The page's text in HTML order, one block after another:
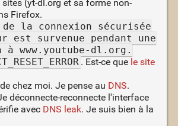
(yt-dl.org et sa forme non-
Firefox.
de la connexion sécurisée
est survenue pendant une
à www.youtube-dl.org.
. Est-ce que le site
chez moi. Je pense au DNS.
déconnecte-reconnecte l'interface
avec DNS leak. Je suis bien à la